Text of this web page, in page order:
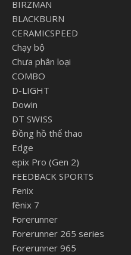
BIRZMAN
BLACKBURN
CERAMICSPEED
Chạy bộ
Chưa phân loại
COMBO
D-LIGHT
Dowin
DT SWISS
Đồng hồ thể thao
Edge
epix Pro (Gen 2)
FEEDBACK SPORTS
Fenix
fēnix 7
Forerunner
Forerunner 265 series
Forerunner 965